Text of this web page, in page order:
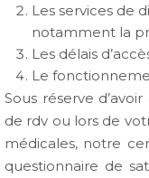
Les services de
notamment la
Les délais
Le
Sous réserve
de rdv ou lors de
médicales, notre
questionnaire de